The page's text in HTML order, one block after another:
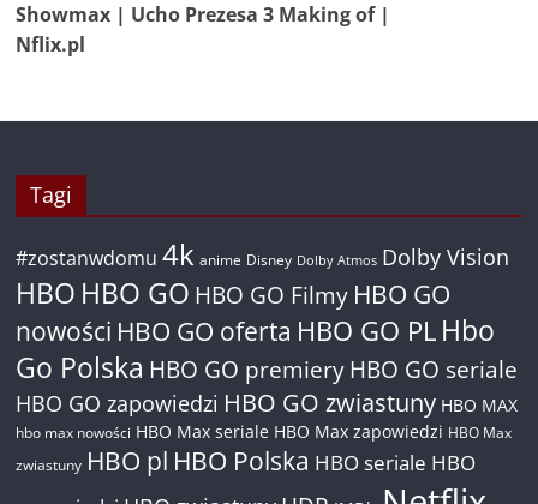
Showmax | Ucho Prezesa 3 Making of |
Nflix.pl
Tagi
#zostanwdomu 4k anime Disney Dolby Atmos Dolby Vision
HBO HBO GO HBO GO Filmy HBO GO
nowości HBO GO oferta HBO GO PL Hbo
Go Polska HBO GO premiery HBO GO seriale
HBO GO zapowiedzi HBO GO zwiastuny HBO MAX
hbo max nowości HBO Max seriale HBO Max zapowiedzi HBO Max
zwiastuny HBO pl HBO Polska HBO seriale HBO